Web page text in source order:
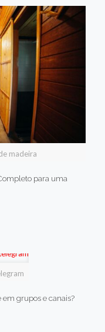
madeira
para uma
grupos e canais?